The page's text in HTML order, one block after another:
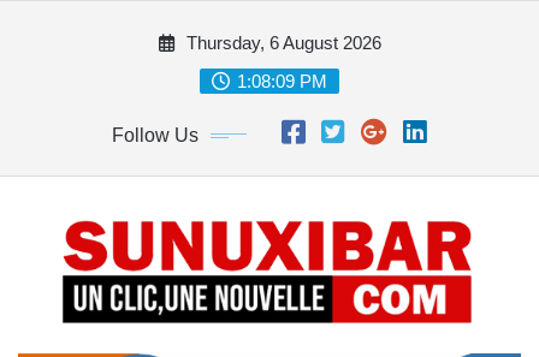
Thursday, 6 August 2026
1:08:10 PM
Follow Us